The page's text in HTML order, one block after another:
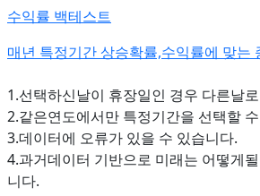
수익률 백테스트
매년 특정기간 상승확률,수익률에 맞는
1.선택하신날이 휴장일인 경우 다른날
2.같은연도에서만 특정기간을 선택할
3.데이터에 오류가 있을 수 있습니다.
4.과거데이터 기반으로 미래는 어떻게
니다.